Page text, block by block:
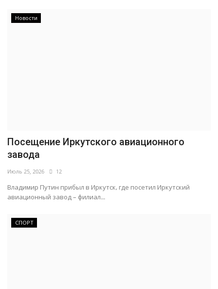
Новости
Посещение Иркутского авиационного
завода
Июль 25, 2026 12
Владимир Путин прибыл в Иркутск, где посетил Иркутский
авиационный завод – филиал...
СПОРТ